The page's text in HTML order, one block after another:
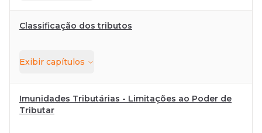
Classificação dos tributos
Exibir capítulos
Imunidades Tributárias - Limitações ao Poder de
Tributar